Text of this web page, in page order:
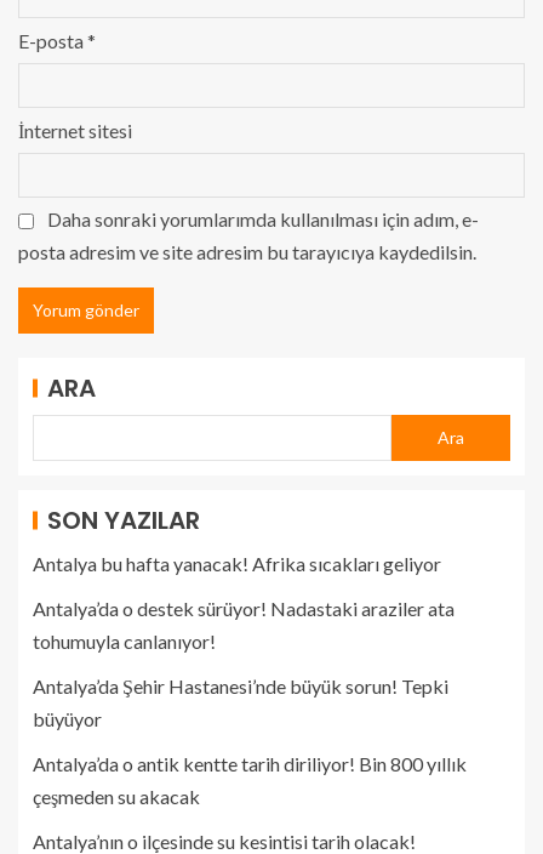
E-posta*
İnternet sitesi
Daha sonraki yorumlarımda kullanılması için adım, e-
posta adresim ve site adresim bu tarayıcıya kaydedilsin.
ARA
Ara
SON YAZILAR
Antalya bu hafta yanacak! Afrika sıcakları geliyor
Antalya’da o destek sürüyor! Nadastaki araziler ata
tohumuyla canlanıyor!
Antalya’da Şehir Hastanesi’nde büyük sorun! Tepki
büyüyor
Antalya’da o antik kentte tarih diriliyor! Bin 800 yıllık
çeşmeden su akacak
Antalya’nın o ilçesinde su kesintisi tarih olacak!